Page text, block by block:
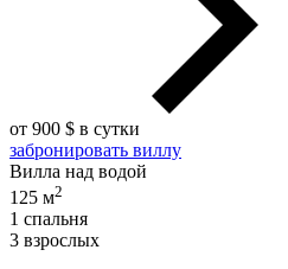
от 900 $ в сутки
забронировать виллу
Вилла над водой
125 м2
1 спальня
3 взрослых